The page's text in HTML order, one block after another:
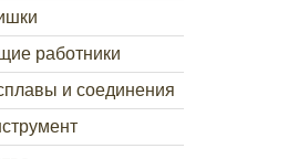
работники
и соединения